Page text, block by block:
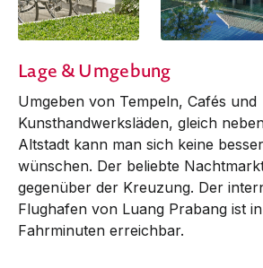
Lage & Umgebung
Umgeben von Tempeln, Cafés und
Kunst­handwerksläden, gleich
Altstadt kann man sich keine
wünschen. Der beliebte
gegenüber der Kreu­­zung. Der
Flughafen von Luang Prabang ist
Fahrminuten erreichbar.